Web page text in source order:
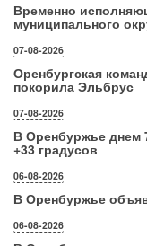
Временно
муниципального
07-08-2026
Оренбургская
покорила Эльбрус
07-08-2026
В Оренбуржье днем
+33 градусов
06-08-2026
В Оренбуржье
06-08-2026